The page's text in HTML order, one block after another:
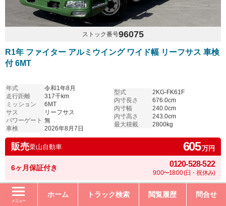
メニュー
ホーム トラック検索 閲覧履歴 問合せ
ストック番号96075
R1年 ファイター アルミウイング ワイド幅 リーフサス 車検
付 6MT
年式
令和1年8月
走行距離
317千km
ミッション
6MT
サス
リーフサス
パワーゲート 無
車検
2026年8月7日
型式
2KG-FK61F
内寸長さ
676.0cm
内寸幅
240.0cm
内寸高さ
243.0cm
最大積載
2800kg
販売栗山自動車 605万円
6ヶ月保証付き 0120-528-522
9:00〜18:00 (日・祝休み)